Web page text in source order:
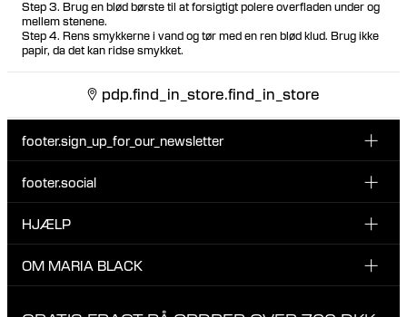
Step 3. Brug en blød børste til at forsigtigt polere overfladen under og
mellem stenene.
Step 4. Rens smykkerne i vand og tør med en ren blød klud. Brug ikke
papir, da det kan ridse smykket.
pdp.find_in_store.find_in_store
footer.sign_up_for_our_newsletter
Tilmeld dig vores nyhedsbrev og vær den første til at blive
nyheder fra Maria Black.
footer.social
INSTAGRAM
TIKTOK
HJÆLP
KUNDESERVICE & KONTAKT
OM MARIA BLACK